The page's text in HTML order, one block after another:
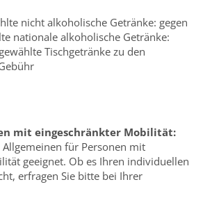
nicht alkoholische Getränke: gegen
nationale alkoholische Getränke:
Tischgetränke zu den
mit eingeschränkter Mobilität:
für Personen mit
geeignet. Ob es Ihren individuellen
erfragen Sie bitte bei Ihrer